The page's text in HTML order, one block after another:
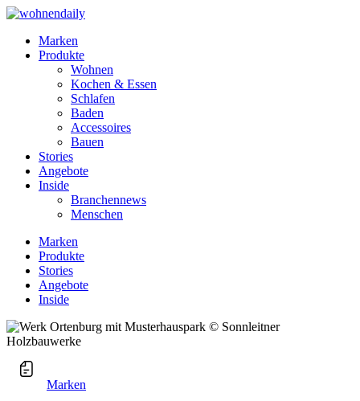
Marken
Produkte
Wohnen
Kochen & Essen
Schlafen
Baden
Accessoires
Bauen
Stories
Angebote
Inside
Branchennews
Menschen
Marken
Produkte
Stories
Angebote
Inside
Marken